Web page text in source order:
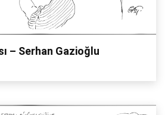
– Serhan Gazioğlu